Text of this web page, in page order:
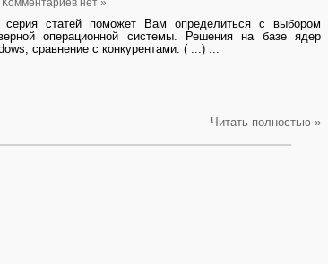
Комментариев нет »
серия статей поможет Вам определиться с выбором
операционной системы. Решения на базе ядер
сравнение с конкурентами. ( ...) ...
Читать полностью »